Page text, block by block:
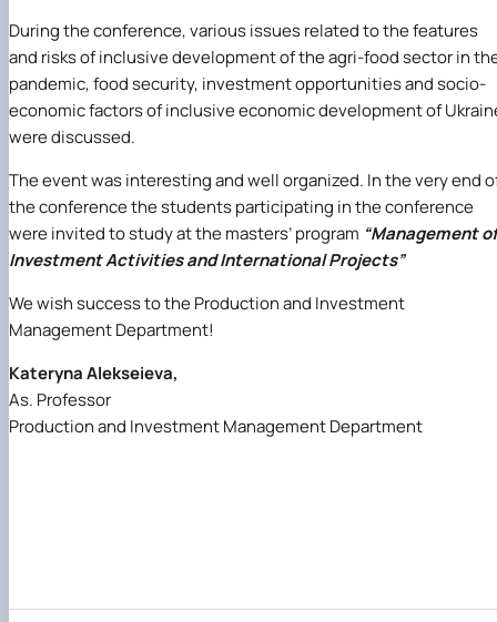
During the conference, various issues related to the features
and risks of inclusive development of the agri-food sector in
pandemic, food security, investment opportunities and socio-
economic factors of inclusive economic development of
were discussed.
The event was interesting and well organized. In the very end
the conference the students participating in the conference
were invited to study at the masters’ program “Management of
Investment Activities and International Projects”
We wish success to the Production and Investment
Management Department!
Kateryna Alekseieva,
As. Professor
Production and Investment Management Department